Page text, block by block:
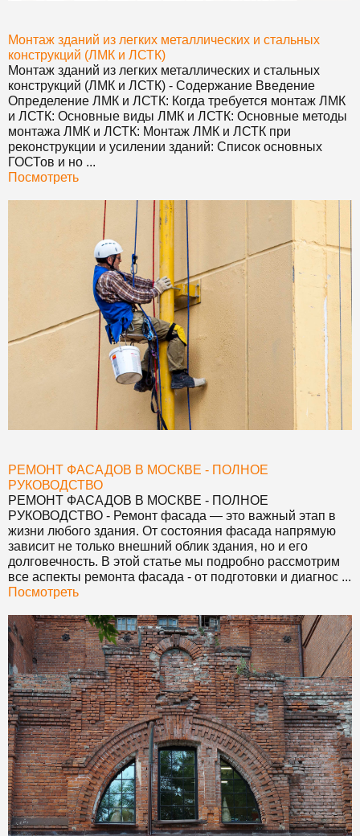
Монтаж зданий из легких металлических и стальных
конструкций (ЛМК и ЛСТК)
Монтаж зданий из легких металлических и стальных
конструкций (ЛМК и ЛСТК) - Содержание Введение
Определение ЛМК и ЛСТК: Когда требуется монтаж ЛМК
и ЛСТК: Основные виды ЛМК и ЛСТК: Основные методы
монтажа ЛМК и ЛСТК: Монтаж ЛМК и ЛСТК при
реконструкции и усилении зданий: Список основных
ГОСТов и но ...
Посмотреть
РЕМОНТ ФАСАДОВ В МОСКВЕ - ПОЛНОЕ
РУКОВОДСТВО
РЕМОНТ ФАСАДОВ В МОСКВЕ - ПОЛНОЕ
РУКОВОДСТВО - Ремонт фасада — это важный этап в
жизни любого здания. От состояния фасада напрямую
зависит не только внешний облик здания, но и его
долговечность. В этой статье мы подробно рассмотрим
все аспекты ремонта фасада - от подготовки и диагнос ...
Посмотреть